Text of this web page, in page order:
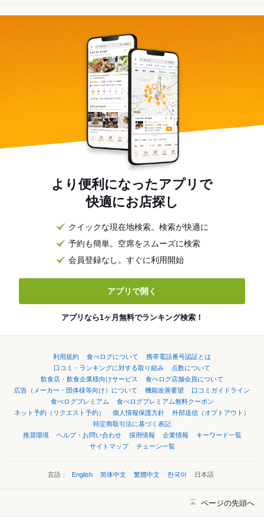
より便利になったアプリで
快適にお店探し
クイックな現在地検索。検索が快適に
予約も簡単。空席をスムーズに検索
会員登録なし。すぐに利用開始
アプリで開く
アプリなら1ヶ月無料でランキング検索！
利用規約 食べログについて
携帯電話番号認証とは
口コミ・ランキングに対する取り組み
点数について
飲食店・飲食企業様向けサービス
食べログ店舗会員について
広告（メーカー・団体様等向け）について
機能改善要望
口コミガイドライン
食べログプレミアム
食べログプレミアム無料クーポン
ネット予約（リクエスト予約）
個人情報保護方針
外部送信（オプトアウト）
特定商取引法に基づく表記
推奨環境
ヘルプ・お問い合わせ 採用情報 企業情報
キーワード一覧
サイトマップ
チェーン一覧
言語： English 简体中文 繁體中文 한국어 日本語
ページの先頭へ